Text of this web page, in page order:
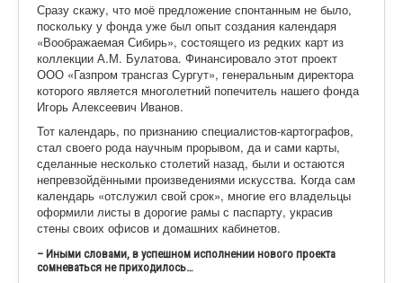
Сразу скажу, что моё предложение спонтанным не было,
поскольку у фонда уже был опыт создания календаря
«Воображаемая Сибирь», состоящего из редких карт из
коллекции А.М. Булатова. Финансировало этот проект
ООО «Газпром трансгаз Сургут», генеральным директора
которого является многолетний попечитель нашего фонда
Игорь Алексеевич Иванов.
Тот календарь, по признанию специалистов-картографов,
стал своего рода научным прорывом, да и сами карты,
сделанные несколько столетий назад, были и остаются
непревзойдёнными произведениями искусства. Когда сам
календарь «отслужил свой срок», многие его владельцы
оформили листы в дорогие рамы с паспарту, украсив
стены своих офисов и домашних кабинетов.
– Иными словами, в успешном исполнении нового проекта
сомневаться не приходилось…